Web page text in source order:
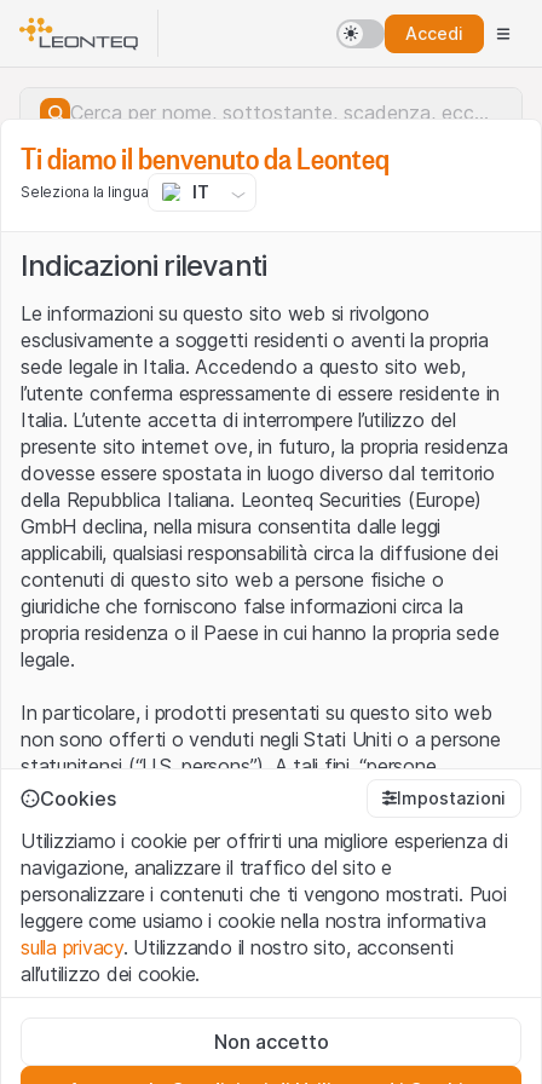
Accedi
Errore del server.
Ti diamo il benvenuto da Leonteq
Seleziona la lingua IT
Indicazioni rilevanti
Le informazioni su questo sito web si rivolgono
esclusivamente a soggetti residenti o aventi la propria
sede legale in Italia. Accedendo a questo sito web,
l’utente conferma espressamente di essere residente in
Italia. L’utente accetta di interrompere l’utilizzo del
presente sito internet ove, in futuro, la propria residenza
dovesse essere spostata in luogo diverso dal territorio
della Repubblica Italiana. Leonteq Securities (Europe)
GmbH declina, nella misura consentita dalle leggi
applicabili, qualsiasi responsabilità circa la diffusione dei
contenuti di questo sito web a persone fisiche o
giuridiche che forniscono false informazioni circa la
propria residenza o il Paese in cui hanno la propria sede
legale.
In particolare, i prodotti presentati su questo sito web
non sono offerti o venduti negli Stati Uniti o a persone
statunitensi (“U.S. persons”). A tali fini, “persone
statunitensi” vanno intese nel significato ad esse ascritto
1933 che include le persone residenti negli Stati Uniti
d’America, le società per azioni e le altre forme societarie
americane.
Condizioni di utilizzo e informazioni legali
Con l’accesso al sito web (di seguito, il “Sito”) si dichiara
avvertenze importanti e le condizioni di utilizzo ivi rese
Cookies Impostazioni
Utilizziamo i cookie per offrirti una migliore esperienza di
navigazione, analizzare il traffico del sito e
personalizzare i contenuti che ti vengono mostrati. Puoi
leggere come usiamo i cookie nella nostra informativa
sulla privacy. Utilizzando il nostro sito, acconsenti
all’utilizzo dei cookie.
Questi cookie sono necessari per il funzionamento del sito
web e non possono essere disattivati.
Non accetto